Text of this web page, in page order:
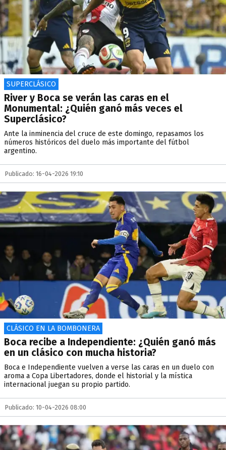
SUPERCLÁSICO
River y Boca se verán las caras en el
Monumental: ¿Quién ganó más veces el
Superclásico?
Ante la inminencia del cruce de este domingo, repasamos los
números históricos del duelo más importante del fútbol
argentino.
Publicado: 16-04-2026 19:10
CLÁSICO EN LA BOMBONERA
Boca recibe a Independiente: ¿Quién ganó más
en un clásico con mucha historia?
Boca e Independiente vuelven a verse las caras en un duelo con
aroma a Copa Libertadores, donde el historial y la mística
internacional juegan su propio partido.
Publicado: 10-04-2026 08:00